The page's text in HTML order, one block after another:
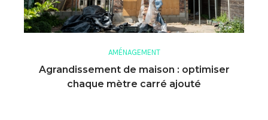
AMÉNAGEMENT
Agrandissement de maison : optimiser
chaque mètre carré ajouté